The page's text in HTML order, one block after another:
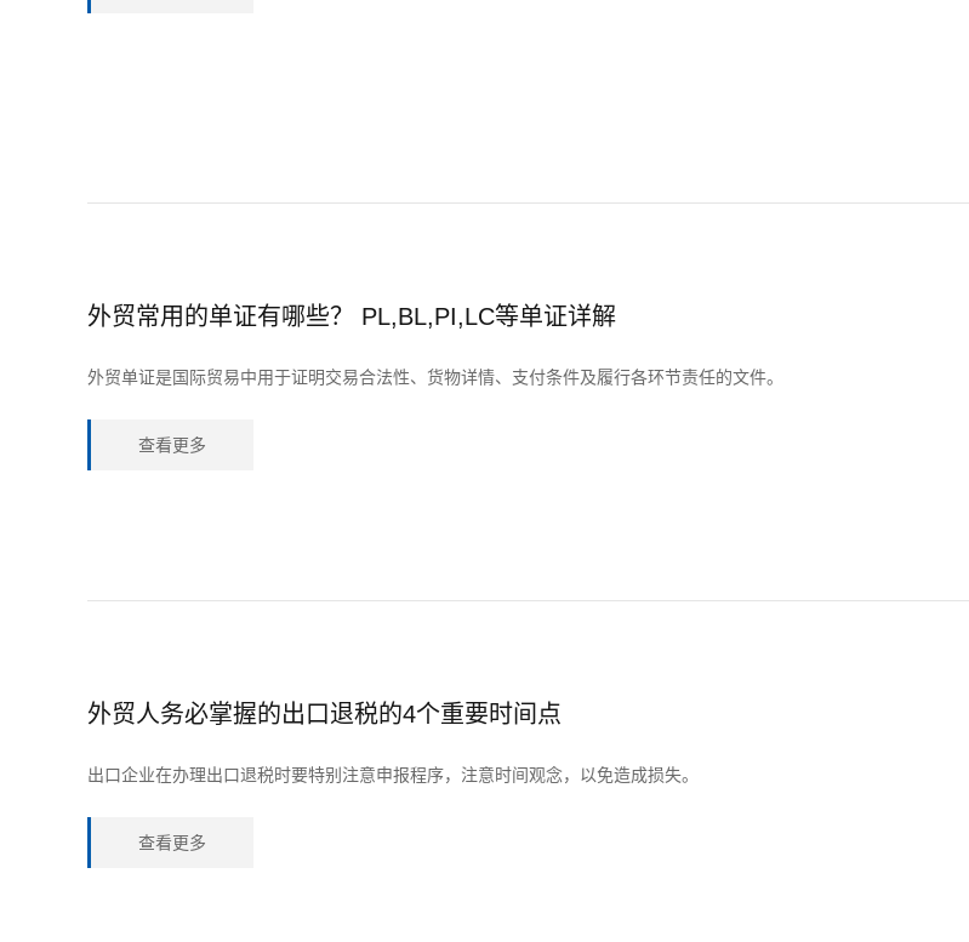
外贸常用的单证有哪些？ PL,BL,PI,LC等单证详解
外贸单证是国际贸易中用于证明交易合法性、货物详情、支付条件及履行各环节责任的文件。
查看更多
外贸人务必掌握的出口退税的4个重要时间点
出口企业在办理出口退税时要特别注意申报程序，注意时间观念，以免造成损失。
查看更多